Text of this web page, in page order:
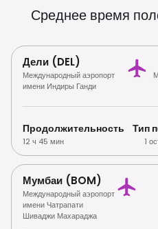
Соображений
Среднее время
Дели (DEL)
Международный аэропорт
имени Индиры Ганди
Продолжительность
12 ч 45 мин
Тип
1
Мумбаи (BOM)
Международный аэропорт
имени Чатрапати
Шиваджи Махараджа